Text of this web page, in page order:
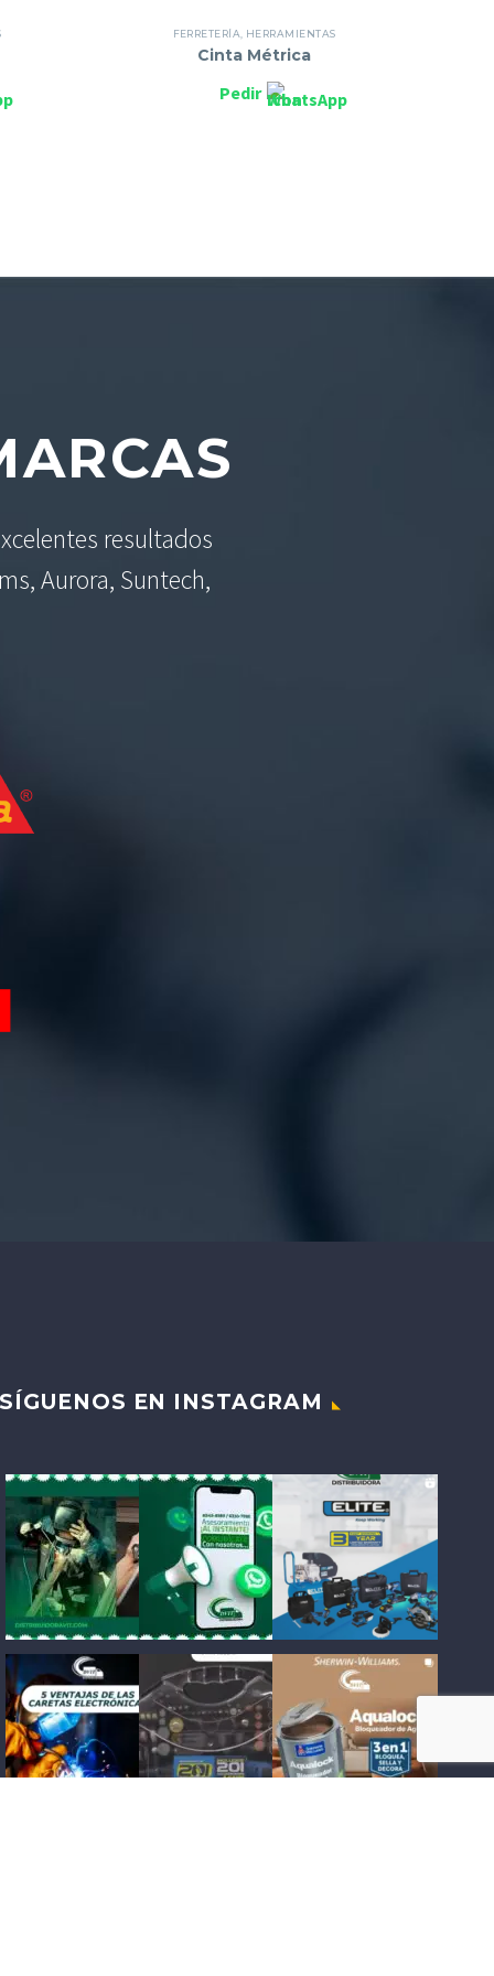
FERRETERÍA HERRAMIENTAS
Cinta Métrica
Pedir
resultados
Aurora, Suntech,
SÍGUENOS EN INSTAGRAM